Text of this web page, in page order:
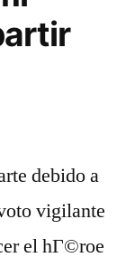
debido a
vigilante
el hГ©roe